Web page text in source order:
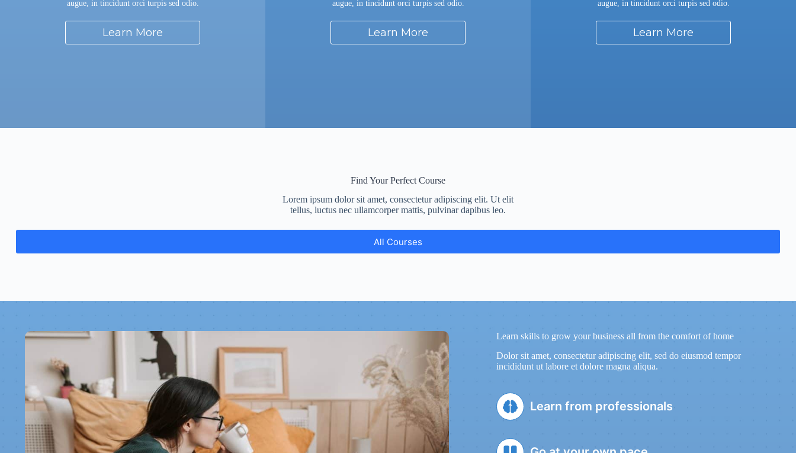
augue, in tincidunt orci turpis sed odio.
Learn More
augue, in tincidunt orci turpis sed odio.
Learn More
augue, in tincidunt orci turpis sed odio.
Learn More
Find Your Perfect Course
Lorem ipsum dolor sit amet, consectetur adipiscing elit. Ut elit
tellus, luctus nec ullamcorper mattis, pulvinar dapibus leo.
All Courses
Learn skills to grow your business all from the comfort of home
Dolor sit amet, consectetur adipiscing elit, sed do eiusmod tempor
incididunt ut labore et dolore magna aliqua.
Learn from professionals